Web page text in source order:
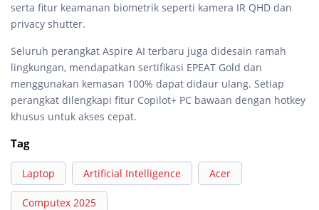
serta fitur keamanan biometrik seperti kamera IR QHD dan
privacy shutter.
Seluruh perangkat Aspire AI terbaru juga didesain ramah
lingkungan, mendapatkan sertifikasi EPEAT Gold dan
menggunakan kemasan 100% dapat didaur ulang. Setiap
perangkat dilengkapi fitur Copilot+ PC bawaan dengan hotkey
khusus untuk akses cepat.
Tag
Laptop Artificial Intelligence Acer
Computex 2025